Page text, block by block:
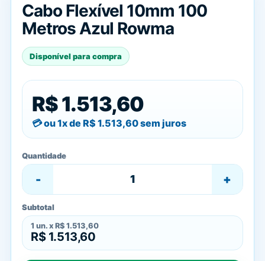
Cabo Flexível 10mm 100
Metros Azul Rowma
Disponível para compra
R$ 1.513,60
ou 1x de R$ 1.513,60sem juros
Quantidade
- +
Subtotal
1 un. x R$ 1.513,60
R$ 1.513,60